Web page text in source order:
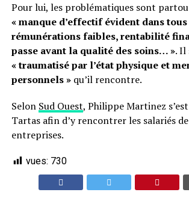
Pour lui, les problématiques sont
« manque d’effectif évident dans
rémunérations faibles, rentabilité
passe avant la qualité des soins… ». Il
« traumatisé par l’état physique et
personnels »qu’il rencontre.
Selon Sud Ouest, Philippe Martinez
Tartas afin d’y rencontrer les salariés
entreprises.
vues: 730